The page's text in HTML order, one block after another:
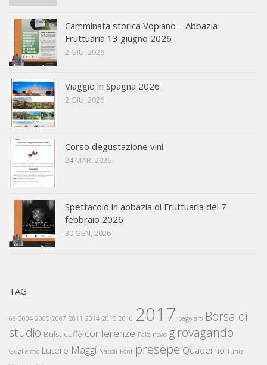
Camminata storica Vopiano – Abbazia
Fruttuaria 13 giugno 2026
2 GIU, 2026
Viaggio in Spagna 2026
2 GIU, 2026
Corso degustazione vini
24 MAR, 2026
Spettacolo in abbazia di Fruttuaria del 7
febbraio 2026
30 GEN, 2026
TAG
68 2004 2005 2007 2011 2014 2015 2016 2017 bagolaro Borsa di
studio Bulst caffè conferenze Fake news girovagando
Guglielmo Lutero Maggi Napoli Pont presepe Quaderno Tuniz